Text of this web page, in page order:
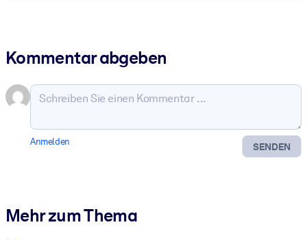
Kommentar abgeben
SENDEN
Anmelden
Mehr zum Thema